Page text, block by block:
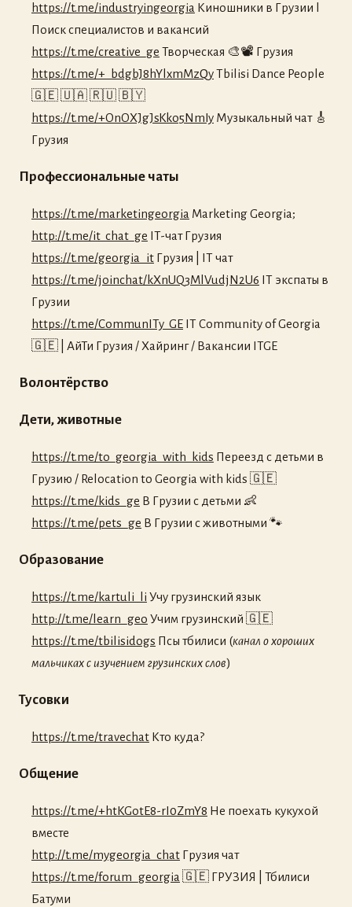
https://t.me/industryingeorgia Киношники в Грузии l
Поиск специалистов и вакансий
https://t.me/creative_ge Творческая 🎨📽 Грузия
https://t.me/+_bdgbJ8hYlxmMzQyTbilisi Dance People
🇬🇪 🇺🇦 🇷🇺 🇧🇾
https://t.me/+OnOXJgJsKko5NmIy Музыкальный чат 🎸
Грузия
Профессиональные чаты
https://t.me/marketingeorgia Marketing Georgia;
http://t.me/it_chat_ge IT-чат Грузия
https://t.me/georgia_it Грузия | IT чат
https://t.me/joinchat/kXnUQ3MlVudjN2U6 IT экспаты в
Грузии
https://t.me/CommunITy_GE IT Community of Georgia
🇬🇪 | АйТи Грузия / Хайринг / Вакансии ITGE
Волонтёрство
Дети, животные
https://t.me/to_georgia_with_kids Переезд с детьми в
Грузию / Relocation to Georgia with kids 🇬🇪
https://t.me/kids_ge В Грузии с детьми 👶
https://t.me/pets_ge В Грузии с животными 🐾
Образование
https://t.me/kartuli_li Учу грузинский язык
http://t.me/learn_geo Учим грузинский 🇬🇪
https://t.me/tbilisidogs Псы тбилиси (канал о хороших
мальчиках с изучением грузинских слов)
Тусовки
https://t.me/travechat Кто куда?
Общение
https://t.me/+htKGotE8-rI0ZmY8 Не поехать кукухой
вместе
http://t.me/mygeorgia_chat Грузия чат
https://t.me/forum_georgia 🇬🇪 ГРУЗИЯ | Тбилиси
Батуми